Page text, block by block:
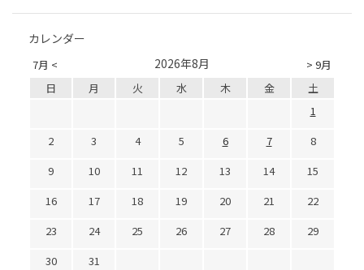
カレンダー
7月 < > 9月
2026年8月
日 月 火 水 木 金
土
1
2
3 4 5 6 7
8
9
10 11 12 13 14
15
16
17 18 19 20 21
22
23
24 25 26 27 28
29
30
31